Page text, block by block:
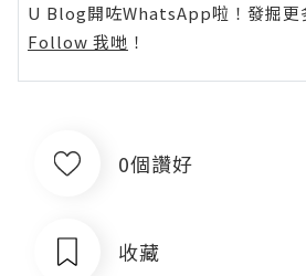
U Blog開咗WhatsApp啦！發掘更
Follow 我哋 ！
0個讚好
收藏